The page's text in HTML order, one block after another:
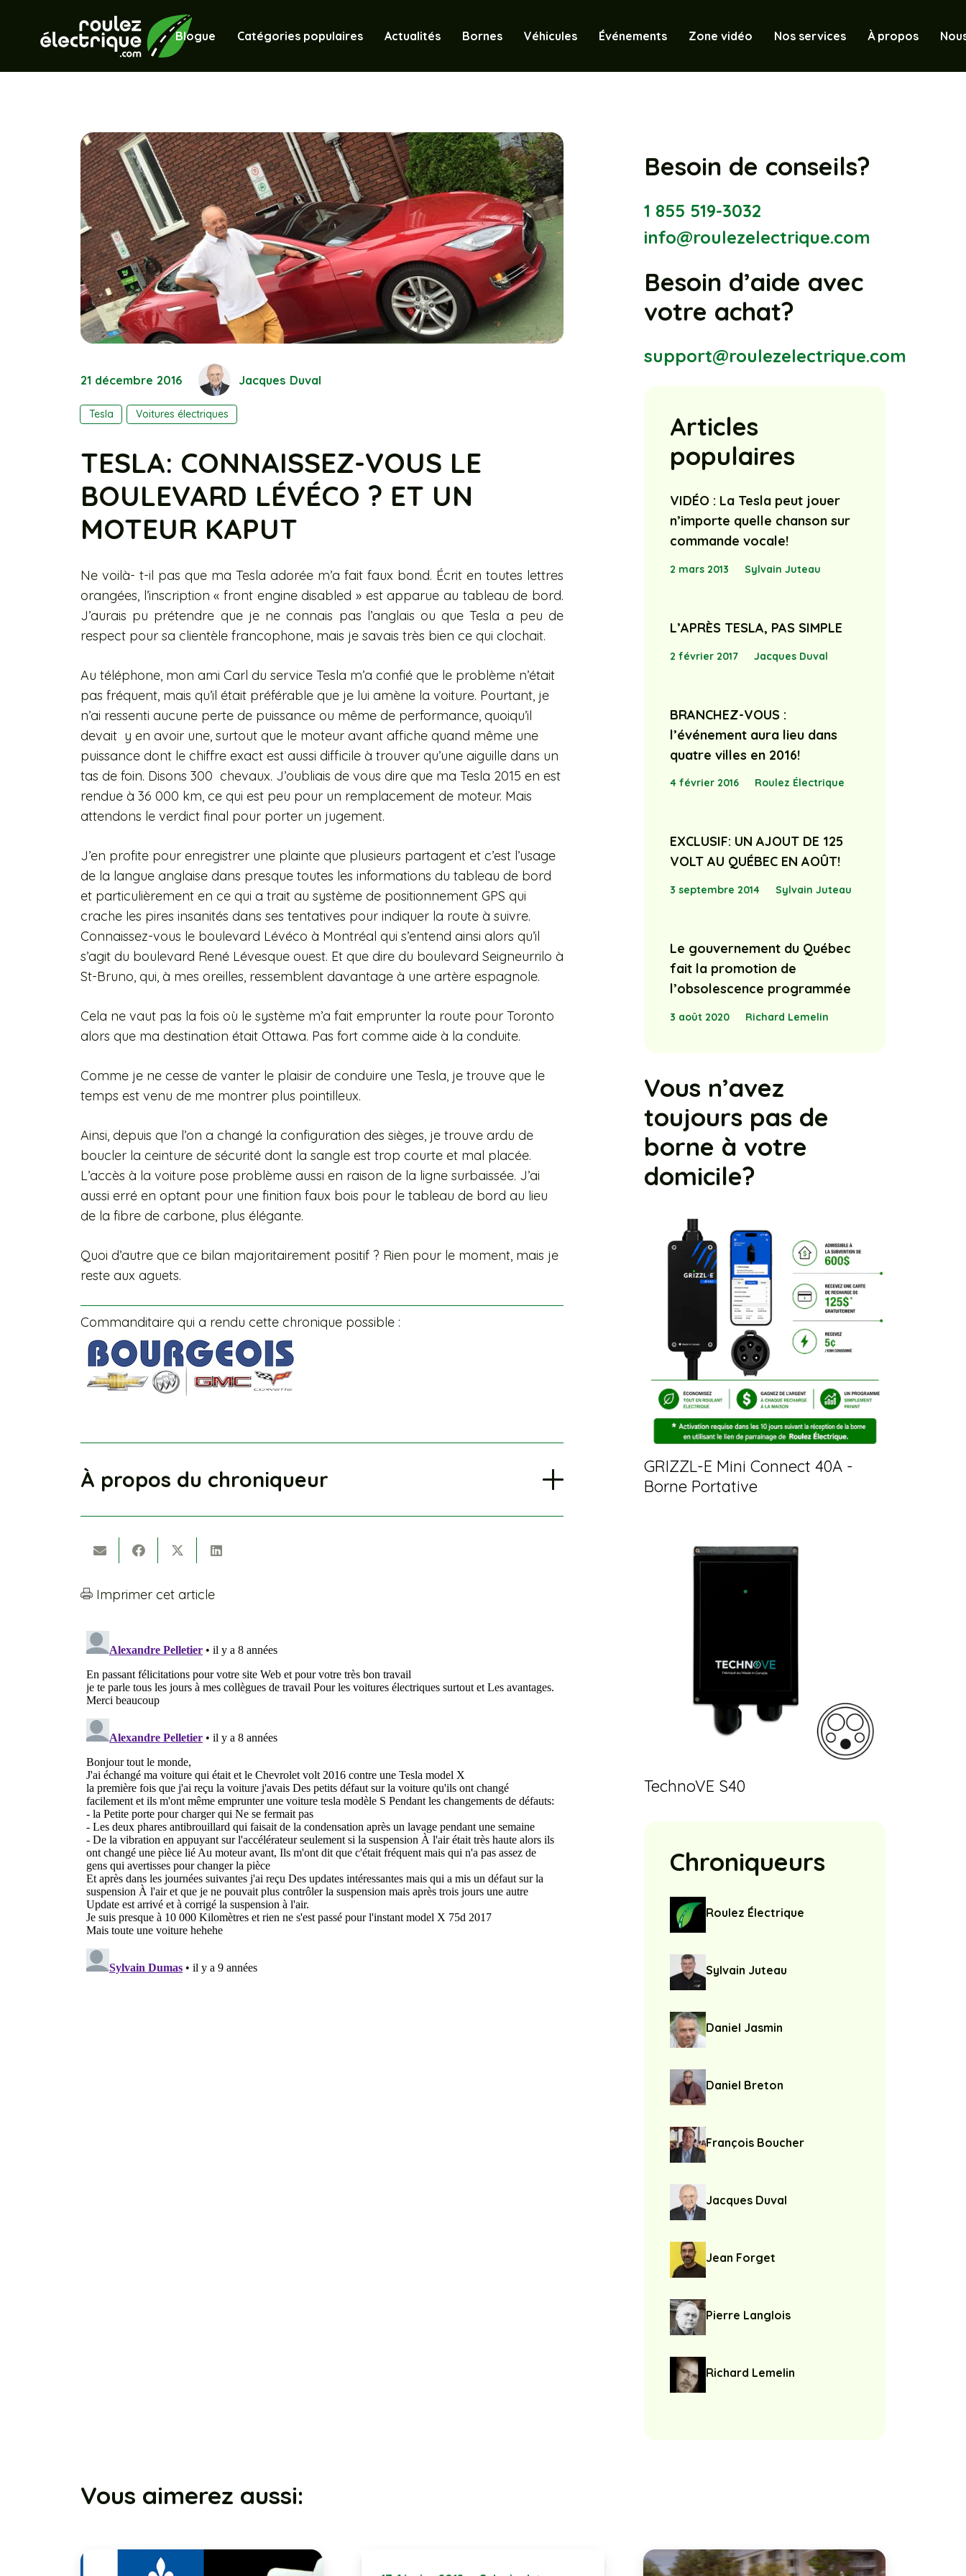
Blogue Catégories populaires Actualités Bornes Véhicules Événements Zone vidéo Nos services À propos
21 décembre 2016 Jacques Duval
Tesla Voitures électriques
TESLA: CONNAISSEZ-VOUS LE
BOULEVARD LÉVÉCO ? ET UN
MOTEUR KAPUT
Ne voilà- t-il pas que ma Tesla adorée m’a fait faux bond. Écrit en toutes lettres
orangées, l’inscription « front engine disabled » est apparue au tableau de bord.
J’aurais pu prétendre que je ne connais pas l’anglais ou que Tesla a peu de
respect pour sa clientèle francophone, mais je savais très bien ce qui clochait.
Au téléphone, mon ami Carl du service Tesla m’a confié que le problème n’était
pas fréquent, mais qu’il était préférable que je lui amène la voiture. Pourtant, je
n’ai ressenti aucune perte de puissance ou même de performance, quoiqu’il
devait y en avoir une, surtout que le moteur avant affiche quand même une
puissance dont le chiffre exact est aussi difficile à trouver qu’une aiguille dans un
tas de foin. Disons 300 chevaux. J’oubliais de vous dire que ma Tesla 2015 en est
rendue à 36 000 km, ce qui est peu pour un remplacement de moteur. Mais
attendons le verdict final pour porter un jugement.
J’en profite pour enregistrer une plainte que plusieurs partagent et c’est l’usage
de la langue anglaise dans presque toutes les informations du tableau de bord
et particulièrement en ce qui a trait au système de positionnement GPS qui
crache les pires insanités dans ses tentatives pour indiquer la route à suivre.
Connaissez-vous le boulevard Lévéco à Montréal qui s’entend ainsi alors qu’il
s’agit du boulevard René Lévesque ouest. Et que dire du boulevard Seigneurrilo à
St-Bruno, qui, à mes oreilles, ressemblent davantage à une artère espagnole.
Cela ne vaut pas la fois où le système m’a fait emprunter la route pour Toronto
alors que ma destination était Ottawa. Pas fort comme aide à la conduite.
Comme je ne cesse de vanter le plaisir de conduire une Tesla, je trouve que le
temps est venu de me montrer plus pointilleux.
Ainsi, depuis que l’on a changé la configuration des sièges, je trouve ardu de
boucler la ceinture de sécurité dont la sangle est trop courte et mal placée.
L’accès à la voiture pose problème aussi en raison de la ligne surbaissée. J’ai
aussi erré en optant pour une finition faux bois pour le tableau de bord au lieu
de la fibre de carbone, plus élégante.
Quoi d’autre que ce bilan majoritairement positif ? Rien pour le moment, mais je
reste aux aguets.
Commanditaire qui a rendu cette chronique possible :
À propos du chroniqueur
Imprimer cet article
Besoin de conseils?
1 855 519-3032
info@roulezelectrique.com
Besoin d’aide avec
votre achat?
support@roulezelectrique.com
Articles
populaires
VIDÉO : La Tesla peut jouer
n’importe quelle chanson sur
commande vocale!
2 mars 2013 Sylvain Juteau
L’APRÈS TESLA, PAS SIMPLE
2 février 2017 Jacques Duval
BRANCHEZ-VOUS :
l’événement aura lieu dans
quatre villes en 2016!
4 février 2016 Roulez Électrique
EXCLUSIF: UN AJOUT DE 125
VOLT AU QUÉBEC EN AOÛT!
3 septembre 2014 Sylvain Juteau
Le gouvernement du Québec
fait la promotion de
l’obsolescence programmée
3 août 2020 Richard Lemelin
Vous n’avez
toujours pas de
borne à votre
domicile?
GRIZZL-E Mini Connect 40A -
Borne Portative
TechnoVE S40
Chroniqueurs
Roulez Électrique
Sylvain Juteau
Daniel Jasmin
Daniel Breton
François Boucher
Jacques Duval
Jean Forget
Pierre Langlois
Richard Lemelin
Vous aimerez aussi: